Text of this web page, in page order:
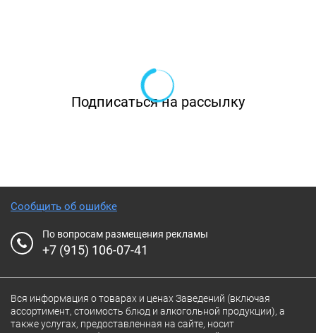
Подписаться на рассылку
Сообщить об ошибке
По вопросам размещения рекламы
+7 (915) 106-07-41
Вся информация о товарах и ценах Заведений (включая
ассортимент, стоимость блюд и алкогольной продукции), а
также услугах, предоставленная на сайте, носит